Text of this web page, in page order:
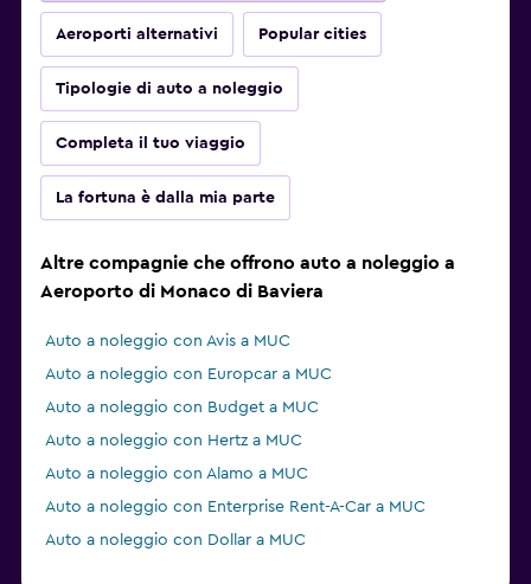
Aeroporti alternativi Popular cities
Tipologie di auto a noleggio
Completa il tuo viaggio
La fortuna è dalla mia parte
Altre compagnie che offrono auto a noleggio a
Aeroporto di Monaco di Baviera
Auto a noleggio con Avis a MUC
Auto a noleggio con Europcar a MUC
Auto a noleggio con Budget a MUC
Auto a noleggio con Hertz a MUC
Auto a noleggio con Alamo a MUC
Auto a noleggio con Enterprise Rent-A-Car a MUC
Auto a noleggio con Dollar a MUC